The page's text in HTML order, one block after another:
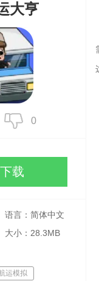
大亨
0
载
语言：简体中文
大小：28.3MB
运模拟